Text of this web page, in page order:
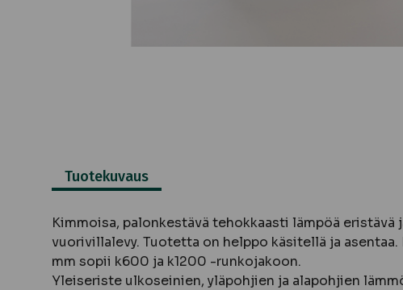
Tuotekuvaus
Kimmoisa, palonkestävä tehokkaasti lämpöä eristävä
vuorivillalevy. Tuotetta on helppo käsitellä ja asentaa.
mm sopii k600 ja k1200 -runkojakoon.
Yleiseriste ulkoseinien, yläpohjien ja alapohjien